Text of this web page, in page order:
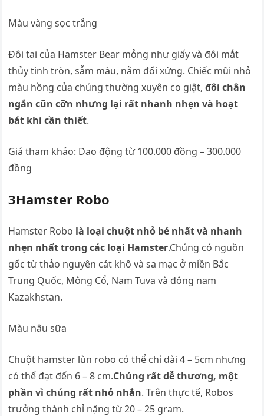
Màu vàng sọc trắng
Đôi tai của Hamster Bear mỏng như giấy và đôi mắt
thủy tinh tròn, sẫm màu, nằm đối xứng. Chiếc mũi nhỏ
màu hồng của chúng thường xuyên co giật,đôi chân
ngắn cũn cỡn nhưng lại rất nhanh nhẹn và hoạt
bát khi cần thiết.
Giá tham khảo: Dao động từ 100.000 đồng – 300.000
đồng
3Hamster Robo
Hamster Robo là loại chuột nhỏ bé nhất và nhanh
nhẹn nhất trong các loại Hamster.Chúng có nguồn
gốc từ thảo nguyên cát khô và sa mạc ở miền Bắc
Trung Quốc, Mông Cổ, Nam Tuva và đông nam
Kazakhstan.
Màu nâu sữa
Chuột hamster lùn robo có thể chỉ dài 4 – 5cm nhưng
có thể đạt đến 6 – 8 cm.Chúng rất dễ thương, một
phần vì chúng rất nhỏ nhắn. Trên thực tế, Robos
trưởng thành chỉ nặng từ 20 – 25 gram.